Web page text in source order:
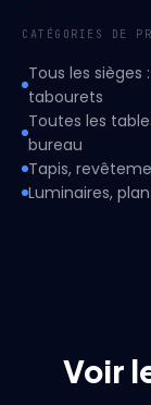
CATÉGORIES DE
Tous les sièges
tabourets
Toutes les
bureau
Tapis,
Luminaires,
Voir